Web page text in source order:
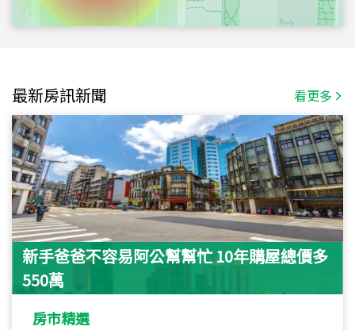
最新房訊新聞 看更多
新手爸爸不容易阿公幫幫忙 10年購屋總價多
550萬
房市精選